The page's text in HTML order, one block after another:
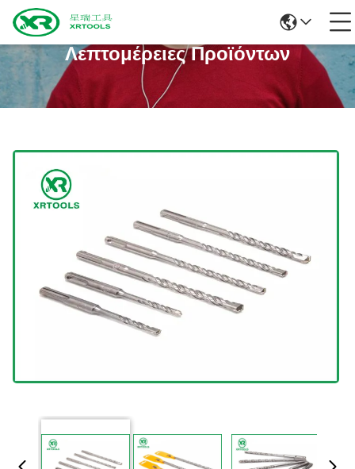
Λεπτομέρειες Προϊόντων